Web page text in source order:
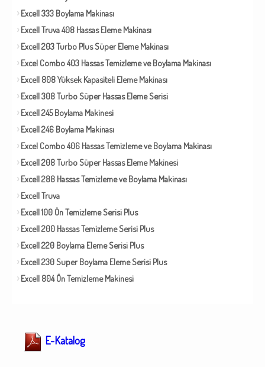
Excell 333 Boylama Makinası
Excell Truva 408 Hassas Eleme Makinası
Excell 203 Turbo Plus Süper Eleme Makinası
Excel Combo 403 Hassas Temizleme ve Boylama Makinası
Excell 808 Yüksek Kapasiteli Eleme Makinası
Excell 308 Turbo Süper Hassas Eleme Serisi
Excell 245 Boylama Makinesi
Excell 246 Boylama Makinası
Excel Combo 406 Hassas Temizleme ve Boylama Makinası
Excell 208 Turbo Süper Hassas Eleme Makinesi
Excell 288 Hassas Temizleme ve Boylama Makinası
Excell Truva
Excell 100 Ön Temizleme Serisi Plus
Excell 200 Hassas Temizleme Serisi Plus
Excell 220 Boylama Eleme Serisi Plus
Excell 230 Super Boylama Eleme Serisi Plus
Excell 804 Ön Temizleme Makinesi
E-Katalog